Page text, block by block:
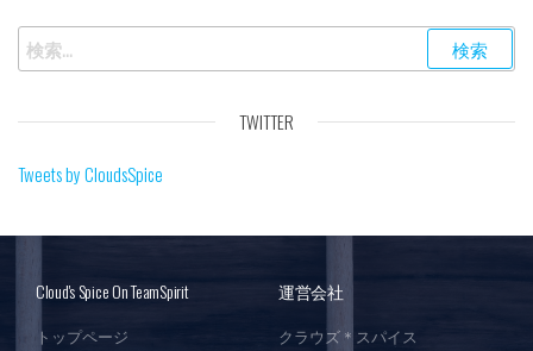
TWITTER
Tweets by CloudsSpice
Cloud's Spice On TeamSpirit
トップページ
運営会社
クラウズ＊スパイス